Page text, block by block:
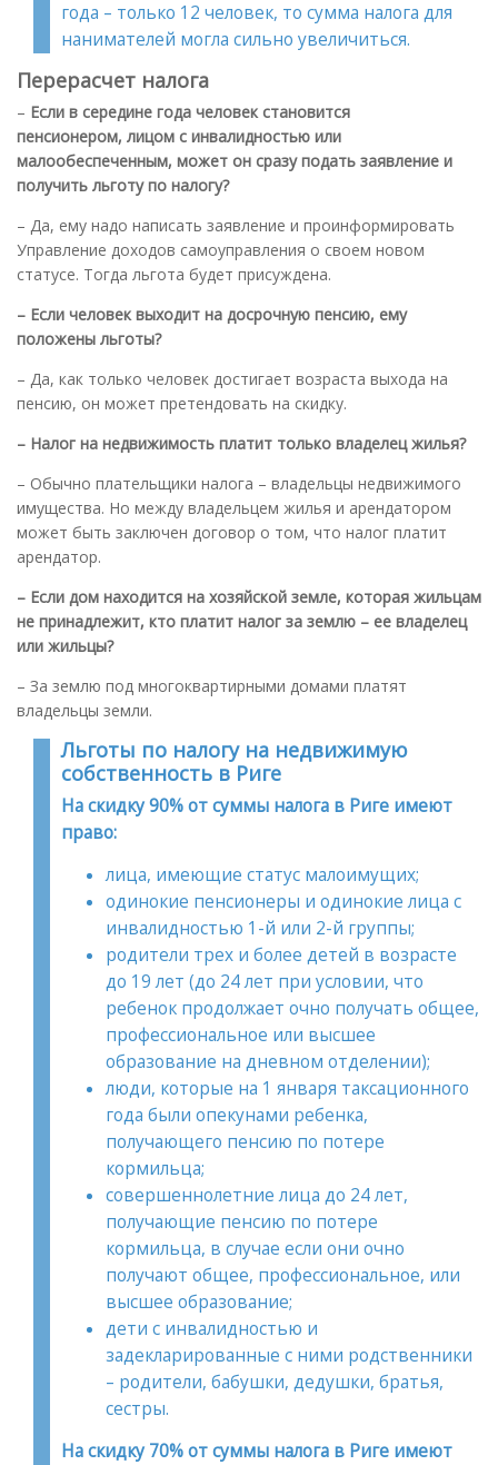
года – только 12 человек, то сумма налога для
нанимателей могла сильно увеличиться.
Перерасчет налога
– Если в середине года человек становится
пенсионером, лицом с инвалидностью или
малообеспеченным, может он сразу подать заявление и
получить льготу по налогу?
– Да, ему надо написать заявление и проинформировать
Управление доходов самоуправления о своем новом
статусе. Тогда льгота будет присуждена.
– Если человек выходит на досрочную пенсию, ему
положены льготы?
– Да, как только человек достигает возраста выхода на
пенсию, он может претендовать на скидку.
– Налог на недвижимость платит только владелец жилья?
– Обычно плательщики налога – владельцы недвижимого
имущества. Но между владельцем жилья и арендатором
может быть заключен договор о том, что налог платит
арендатор.
– Если дом находится на хозяйской земле, которая жильцам
не принадлежит, кто платит налог за землю – ее владелец
или жильцы?
– За землю под многоквартирными домами платят
владельцы земли.
Льготы по налогу на недвижимую
собственность в Риге
На скидку 90% от суммы налога в Риге имеют
право:
лица, имеющие статус малоимущих;
одинокие пенсионеры и одинокие лица с
инвалидностью 1-й или 2-й группы;
родители трех и более детей в возрасте
до 19 лет (до 24 лет при условии, что
ребенок продолжает очно получать общее,
профессиональное или высшее
образование на дневном отделении);
люди, которые на 1 января таксационного
года были опекунами ребенка,
получающего пенсию по потере
кормильца;
совершеннолетние лица до 24 лет,
получающие пенсию по потере
кормильца, в случае если они очно
получают общее, профессиональное, или
высшее образование;
дети с инвалидностью и
задекларированные с ними родственники
– родители, бабушки, дедушки, братья,
сестры.
На скидку 70% от суммы налога в Риге имеют